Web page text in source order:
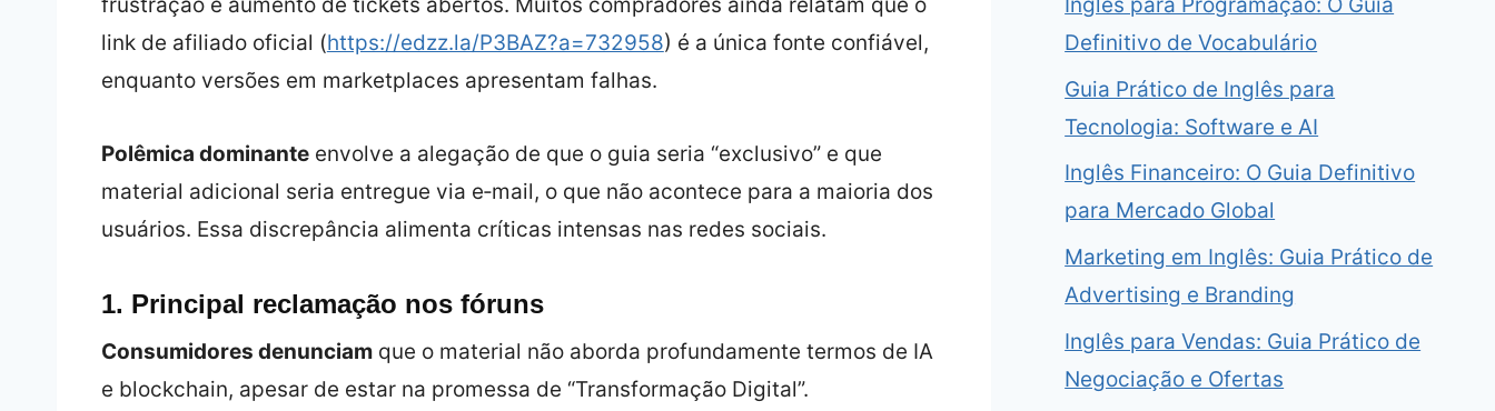
link de afiliado oficial (https://edzz.la/P3BAZ?a=732958) é a única fonte confiável,
enquanto versões em marketplaces apresentam falhas.
Polêmica dominanteenvolve a alegação de que o guia seria “exclusivo” e que
material adicional seria entregue via e‑mail, o que não acontece para a maioria dos
usuários. Essa discrepância alimenta críticas intensas nas redes sociais.
1. Principal reclamação nos fóruns
Consumidores denunciamque o material não aborda profundamente termos de IA
e blockchain, apesar de estar na promessa de “Transformação Digital”.
Inglês para Programação: O Guia
Definitivo de Vocabulário
Guia Prático de Inglês para
Tecnologia: Software e AI
Inglês Financeiro: O Guia Definitivo
para Mercado Global
Marketing em Inglês: Guia Prático de
Advertising e Branding
Inglês para Vendas: Guia Prático de
Negociação e Ofertas